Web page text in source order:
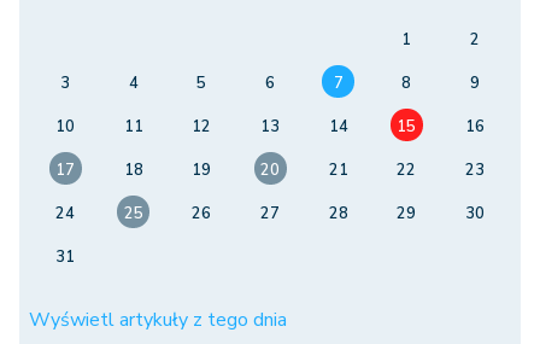
1
2
3
4 5 6 7 8
9
10
11 12 13 14 15
16
17
18 19 20 21 22
23
24
25 26 27 28 29
30
31
Wyświetl artykuły z tego dnia